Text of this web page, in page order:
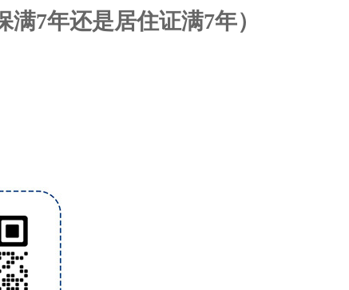
7年还是居住证满7年）